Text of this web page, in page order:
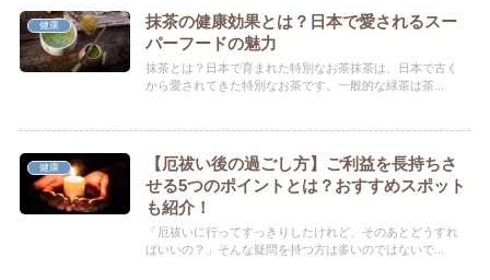
健康
抹茶の健康効果とは？日本で愛されるスー
パーフードの魅力
抹茶とは？日本で育まれた特別なお茶抹茶は、日本で古く
から愛されてきた特別なお茶です。一般的な緑茶は茶...
健康
【厄祓い後の過ごし方】ご利益を長持ちさ
せる5つのポイントとは？おすすめスポット
も紹介！
「厄祓いに行ってすっきりしたけれど、そのあとどうすれ
ばいいの？」そんな疑問を持つ方は多いのではないで...